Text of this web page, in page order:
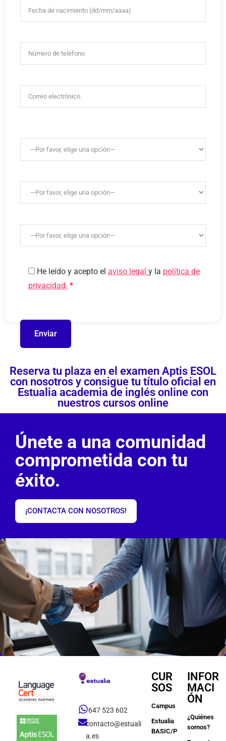
He leído y acepto el aviso legal y la política de
privacidad. *
Reserva tu plaza en el examen Aptis ESOL
con nosotros y consigue tu título oficial en
Estualia academia de inglés online con
nuestros cursos online
Únete a una comunidad
comprometida con tu
éxito.
¡CONTACTA CON NOSOTROS!
647 523 602
contacto@estuali
a.es
CUR
SOS
Campus
Estualia
BASIC/PREMIUM
INFOR
MACI
ÓN
¿Quiénes
somos?